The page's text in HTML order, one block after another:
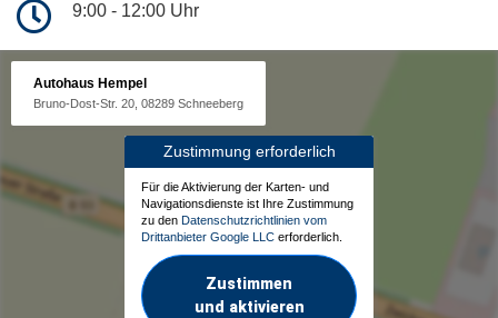
9:00 - 12:00 Uhr
Autohaus Hempel
Bruno-Dost-Str. 20, 08289 Schneeberg
Zustimmung erforderlich
Für die Aktivierung der Karten- und
Navigationsdienste ist Ihre Zustimmung
zu den Datenschutzrichtlinien vom
Drittanbieter Google LLC erforderlich.
Zustimmen
und aktivieren